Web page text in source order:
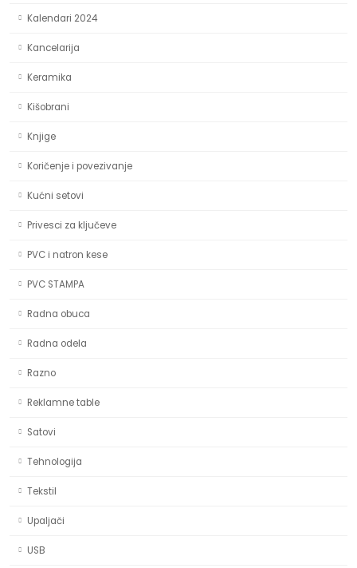
Kalendari 2024
Kancelarija
Keramika
Kišobrani
Knjige
Koričenje i povezivanje
Kućni setovi
Privesci za ključeve
PVC i natron kese
PVC STAMPA
Radna obuca
Radna odela
Razno
Reklamne table
Satovi
Tehnologija
Tekstil
Upaljači
USB